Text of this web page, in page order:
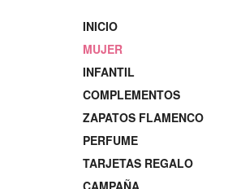
INICIO
MUJER
INFANTIL
COMPLEMENTOS
ZAPATOS FLAMENCO
PERFUME
TARJETAS REGALO
CAMPAÑA